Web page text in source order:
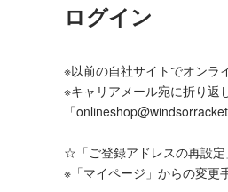
ログイン
※以前の自社サイトでオンラ
※キャリアメール宛に折り返
「
☆「ご登録アドレスの再設
※「マイページ」からの変更